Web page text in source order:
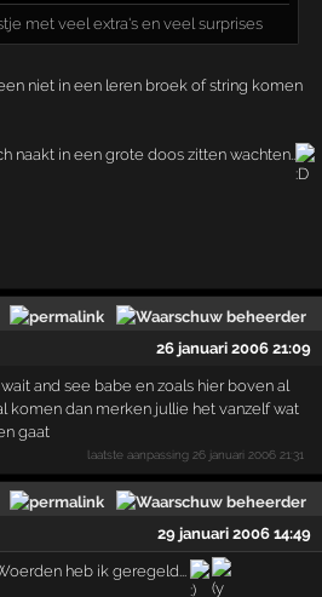
met veel extra's en veel surprises
niet in een leren broek of string komen
naakt in een grote doos zitten wachten..
26 januari 2006 21:09
and see babe en zoals hier boven al
komen dan merken jullie het vanzelf wat
gaat
laatste aanpassing 26 januari 2006 21:31
29 januari 2006 14:49
heb ik geregeld...